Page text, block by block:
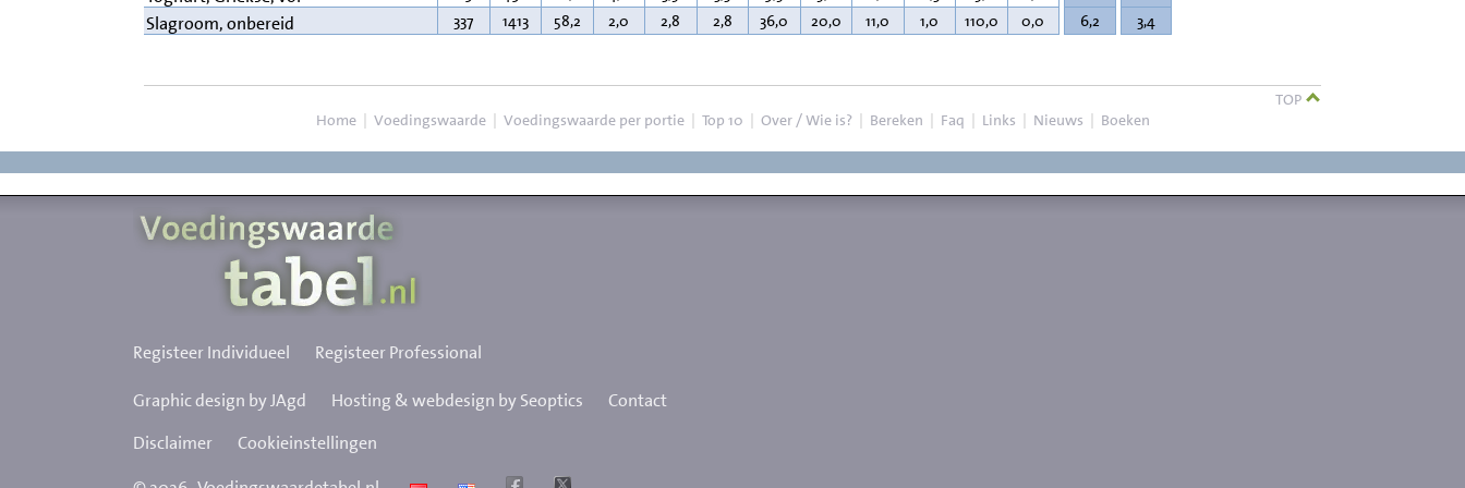
Slagroom, onbereid 337 1413 58,2 2,0 2,8 2,8 36,0 20,0 11,0 1,0 110,0 0,0 6,2 3,4
TOP
Home | Voedingswaarde | Voedingswaarde per portie | Top 10 | Over / Wie is? | Bereken | Faq | Links | Nieuws | Boeken
Registeer Individueel Registeer Professional
Graphic design by JAgd Hosting & webdesign by Seoptics
Contact
Disclaimer
Cookieinstellingen